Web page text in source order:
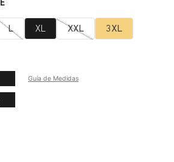
L XL XXL 3XL
Guía de Medidas